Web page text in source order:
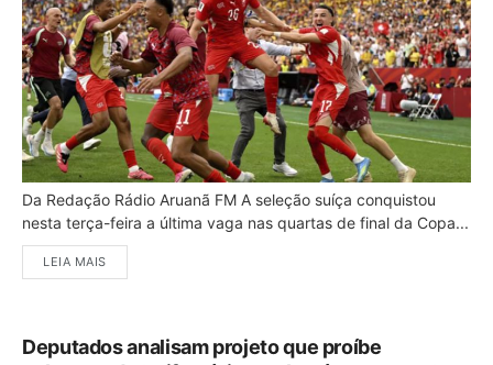
Da Redação Rádio Aruanã FM A seleção suíça conquistou
nesta terça-feira a última vaga nas quartas de final da Copa...
LEIA MAIS
Deputados analisam projeto que proíbe